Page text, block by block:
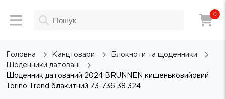
0
Головна Канцтовари
Блокноти та щоденники
Щоденники датовані
Щоденник датований 2024 BRUNNEN кишеньковийовий
Torino Trend блакитний 73-736 38 324